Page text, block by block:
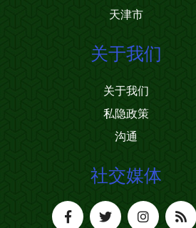
天津市
关于我们
关于我们
私隐政策
沟通
社交媒体